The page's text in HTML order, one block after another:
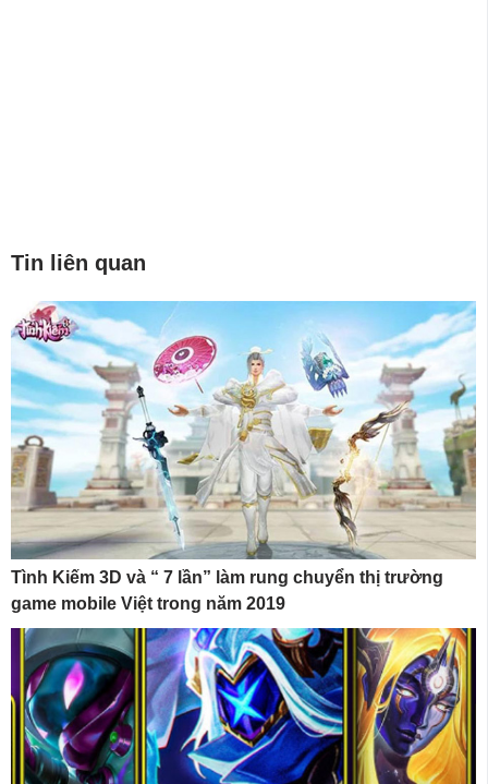
Tin liên quan
Tình Kiếm 3D và “ 7 lần” làm rung chuyển thị trường
game mobile Việt trong năm 2019